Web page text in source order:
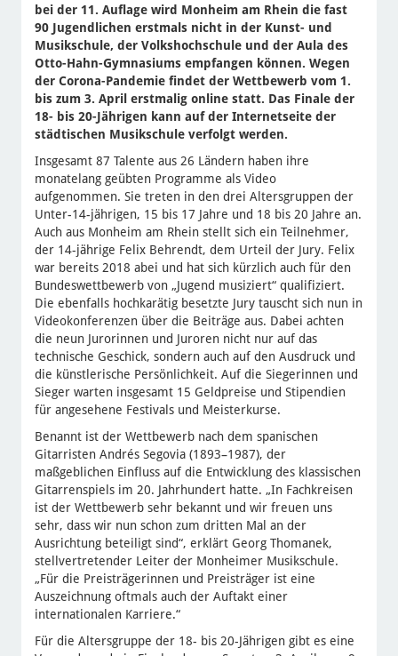
bei der 11. Auflage wird Monheim am Rhein die fast
90 Jugendlichen erstmals nicht in der Kunst- und
Musikschule, der Volkshochschule und der Aula des
Otto-Hahn-Gymnasiums empfangen können. Wegen
der Corona-Pandemie findet der Wettbewerb vom 1.
bis zum 3. April erstmalig online statt. Das Finale der
18- bis 20-Jährigen kann auf der Internetseite der
städtischen Musikschule verfolgt werden.
Insgesamt 87 Talente aus 26 Ländern haben ihre
monatelang geübten Programme als Video
aufgenommen. Sie treten in den drei Altersgruppen der
Unter-14-jährigen, 15 bis 17 Jahre und 18 bis 20 Jahre an.
Auch aus Monheim am Rhein stellt sich ein Teilnehmer,
der 14-jährige Felix Behrendt, dem Urteil der Jury. Felix
war bereits 2018 abei und hat sich kürzlich auch für den
Bundeswettbewerb von „Jugend musiziert“ qualifiziert.
Die ebenfalls hochkarätig besetzte Jury tauscht sich nun in
Videokonferenzen über die Beiträge aus. Dabei achten
die neun Jurorinnen und Juroren nicht nur auf das
technische Geschick, sondern auch auf den Ausdruck und
die künstlerische Persönlichkeit. Auf die Siegerinnen und
Sieger warten insgesamt 15 Geldpreise und Stipendien
für angesehene Festivals und Meisterkurse.
Benannt ist der Wettbewerb nach dem spanischen
Gitarristen Andrés Segovia (1893–1987), der
maßgeblichen Einfluss auf die Entwicklung des klassischen
Gitarrenspiels im 20. Jahrhundert hatte. „In Fachkreisen
ist der Wettbewerb sehr bekannt und wir freuen uns
sehr, dass wir nun schon zum dritten Mal an der
Ausrichtung beteiligt sind“, erklärt Georg Thomanek,
stellvertretender Leiter der Monheimer Musikschule.
„Für die Preisträgerinnen und Preisträger ist eine
Auszeichnung oftmals auch der Auftakt einer
internationalen Karriere.“
Für die Altersgruppe der 18- bis 20-Jährigen gibt es eine